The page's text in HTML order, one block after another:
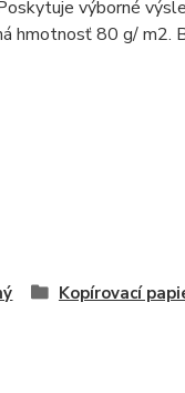
výborné
hmotnosť 80 g/ m2.
Kopírovací